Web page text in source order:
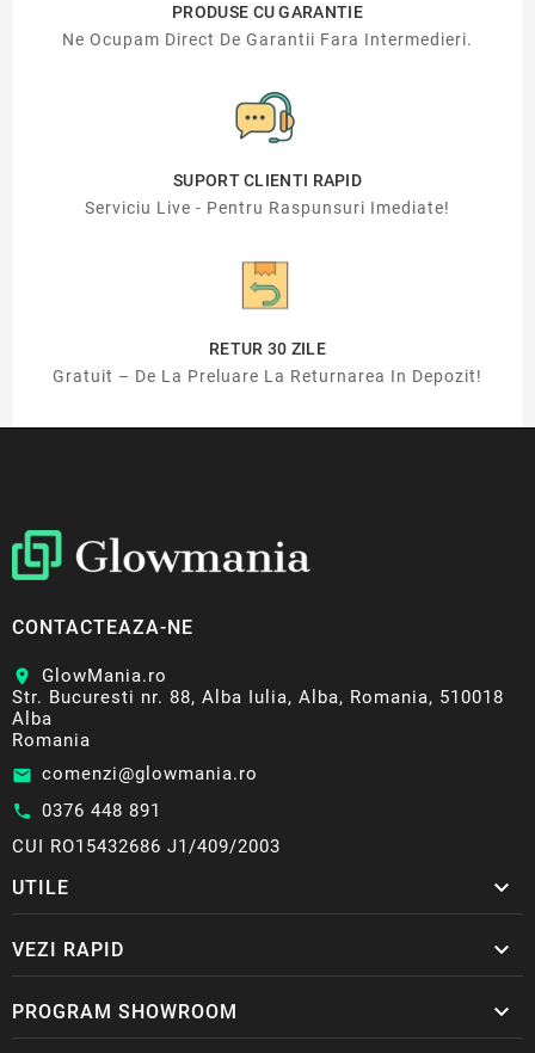
PRODUSE CU GARANTIE
Ne Ocupam Direct De Garantii Fara Intermedieri.
SUPORT CLIENTI RAPID
Serviciu Live - Pentru Raspunsuri Imediate!
RETUR 30 ZILE
Gratuit – De La Preluare La Returnarea In Depozit!
CONTACTEAZA-NE
location_on
GlowMania.ro
Str. Bucuresti nr. 88, Alba Iulia, Alba, Romania, 510018
Alba
Romania
email comenzi@glowmania.ro
call 0376 448 891
CUI RO15432686 J1/409/2003
UTILE 
VEZI RAPID 
PROGRAM SHOWROOM 